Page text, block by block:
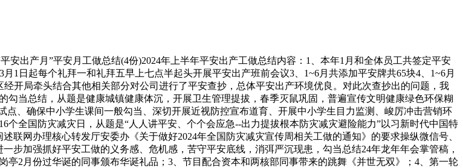
出产月”平安月工做总结(4份)2024年上半年平安出产工做总结内容：1、本年1月和全体员工共签定平安
1日起每个礼拜一和礼拜五早上七点半起头开展平安出产班前会议3、1~6月共添加平安牌共65块4、1~6月
开局牵头结合其他相关部分对公司进行了平安查抄，总体平安出产环境优良。对此次查抄出的问题，我
当总结，从题是健康城镇健康体沉，开展卫生管理提拔，春季灭鼠巩固，普遍宣传文明健康绿色环保糊
、确保中小学生课间一般勾当、深切开展近视防控宣布道育、开展中小学生目力监测、峻厉冲击营销环
全国防灾减灾日，从题是“人人讲平安、个个会应急--出力提拔根本防灾减灾避险能力”以习新时代中国特
网办理核心转发厅安委办《关于做好2024年全国防灾减灾宣传周相关工做的通知》的要求操纵微信号、
步加强抓好平安工做的义务感、危机感，苦守平安底线，消弭严沉现患，勾当总结24年龙年年会掌管稿，
2月份过华诞的同事颁布华诞礼品；3、节目配合资本和两核部同事带来的跳舞《并世无双》；4、第一轮